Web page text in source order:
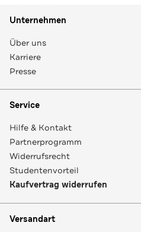
Unternehmen
Über uns
Karriere
Presse
Service
Hilfe & Kontakt
Partnerprogramm
Widerrufsrecht
Studentenvorteil
Kaufvertrag widerrufen
Versandart